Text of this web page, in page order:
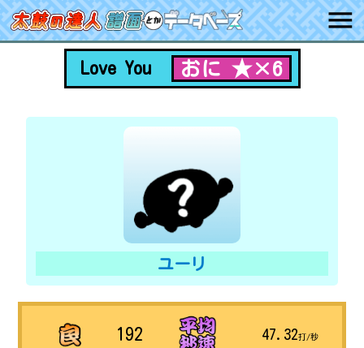
Love You おに ★×6
ユーリ
192 47.32打/秒